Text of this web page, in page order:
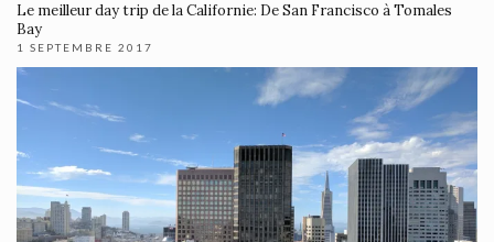
Le meilleur day trip de la Californie: De San Francisco à Tomales
Bay
1 SEPTEMBRE 2017